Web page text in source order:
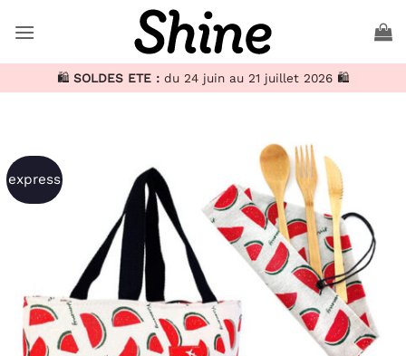
au
🛍️ SOLDES ETE : du 24 juin au 21 juillet 2026 🛍️
express